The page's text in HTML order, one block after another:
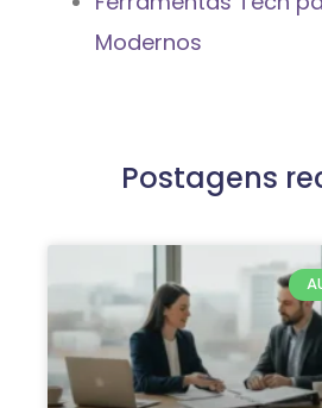
Modernos
Postagens